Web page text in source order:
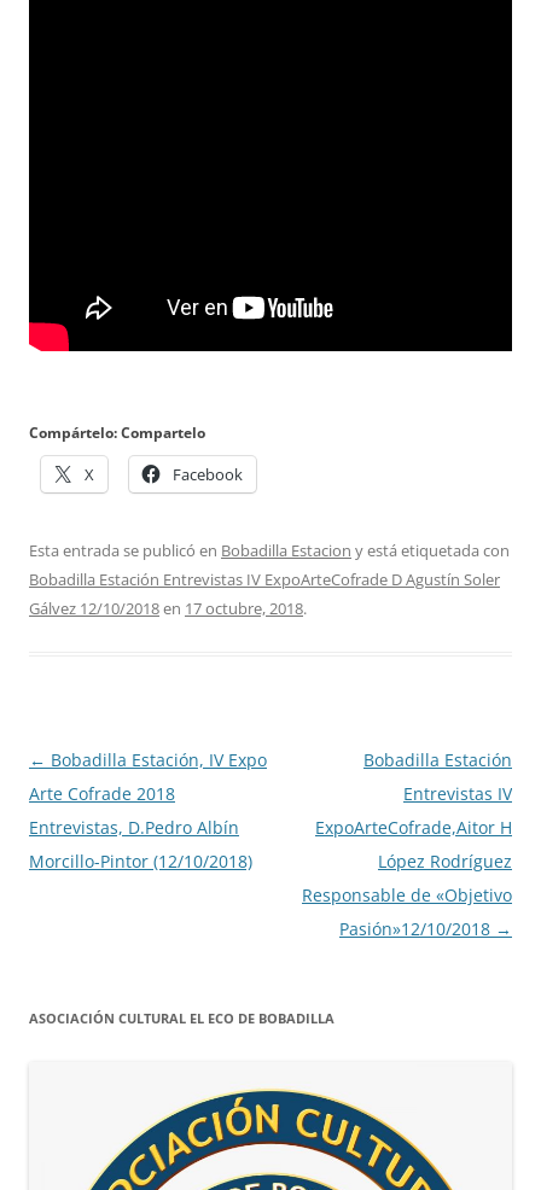
Compártelo: Compartelo
X Facebook
Esta entrada se publicó en Bobadilla Estacion y está etiquetada con
Bobadilla Estación Entrevistas IV ExpoArteCofrade D Agustín Soler
Gálvez 12/10/2018en 17 octubre, 2018.
Navegación
de
entradas
← Bobadilla Estación, IV Expo
Arte Cofrade 2018
Entrevistas, D.Pedro Albín
Morcillo-Pintor (12/10/2018)
Bobadilla Estación
Entrevistas IV
ExpoArteCofrade,Aitor H
López Rodríguez
Responsable de «Objetivo
Pasión»12/10/2018 →
ASOCIACIÓN CULTURAL EL ECO DE BOBADILLA